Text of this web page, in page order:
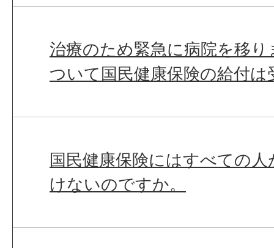
治療のため緊急に病院を移
ついて国民健康保険の給付
国民健康保険にはすべての
けないのですか。